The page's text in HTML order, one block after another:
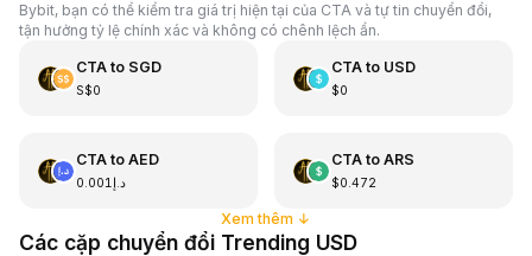
Bybit, bạn có thể kiểm tra giá trị hiện tại của CTA và tự tin chuyển đổi,
tận hưởng tỷ lệ chính xác và không có chênh lệch ẩn.
CTAto SGD
S$0
CTAto USD
$0
CTAto AED
د.إ0.001
CTAto ARS
$0.472
Xem thêm ↓
Các cặp chuyển đổi Trending USD